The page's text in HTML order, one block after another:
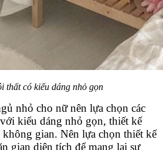
thất có kiểu dáng nhỏ gọn
nhỏ cho nữ nên lựa chọn các
kiểu dáng nhỏ gọn, thiết kế
gian. Nên lựa chọn thiết kế
gian diện tích để mang lại sự